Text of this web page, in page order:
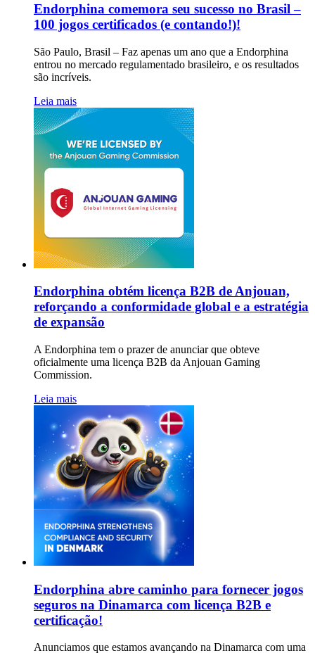
Endorphina comemora seu sucesso no Brasil –
100 jogos certificados (e contando!)!
São Paulo, Brasil – Faz apenas um ano que a Endorphina
entrou no mercado regulamentado brasileiro, e os resultados
são incríveis.
Leia mais
Endorphina obtém licença B2B de Anjouan,
reforçando a conformidade global e a estratégia
de expansão
A Endorphina tem o prazer de anunciar que obteve
oficialmente uma licença B2B da Anjouan Gaming
Commission.
Leia mais
Endorphina abre caminho para fornecer jogos
seguros na Dinamarca com licença B2B e
certificação!
Anunciamos que estamos avançando na Dinamarca com uma